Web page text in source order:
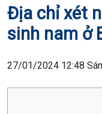
Địa chỉ xét
sinh nam ở
27/01/2024 12:48